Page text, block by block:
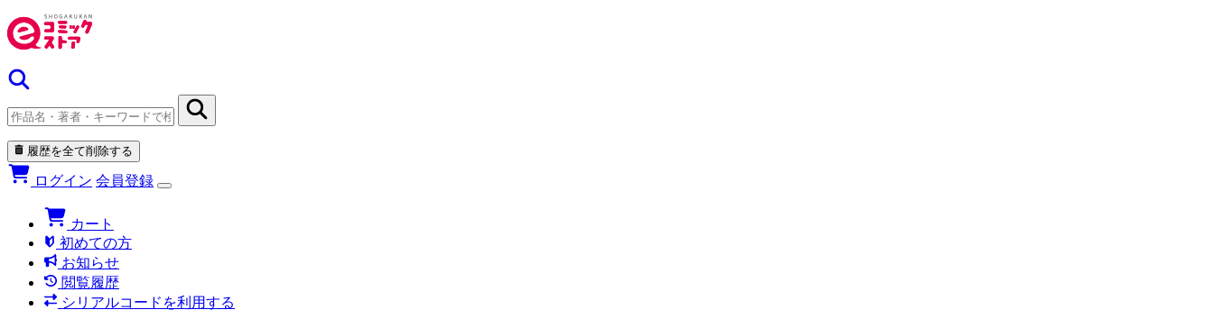
履歴を全て削除する
ログイン 会員登録
カート
初めての方
お知らせ
閲覧履歴
シリアルコードを利用する